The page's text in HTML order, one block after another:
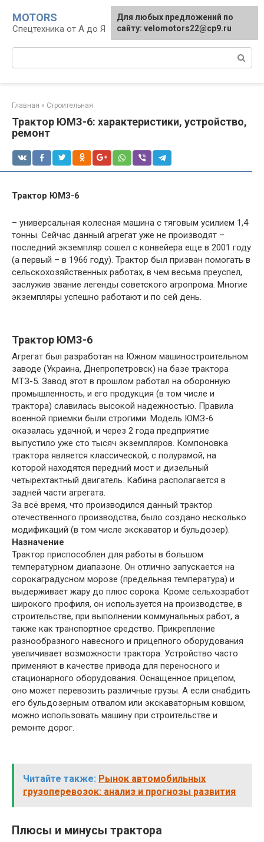
контенту
MOTORS
Спецтехника от А до Я
Главная » Строительная
Трактор ЮМЗ-6: характеристики, устройство,
ремонт
Трактор ЮМЗ-6
– универсальная колесная машина с тяговым усилием 1,4
тонны. Сейчас данный агрегат уже не производят –
последний экземпляр сошел с конвейера еще в 2001 году
(а первый – в 1966 году). Трактор был призван помогать в
сельскохозяйственных работах, в чем весьма преуспел,
заслужив звание легенды советского агропрома. Многие
экземпляры успешно работают и по сей день.
Трактор ЮМЗ-6
Агрегат был разработан на Южном машиностроительном
заводе (Украина, Днепропетровск) на базе трактора
МТЗ-5. Завод этот в прошлом работал на оборонную
промышленность, и его продукция (в том числе и
трактора) славилась высокой надежностью. Правила
военной приемки были строгими. Модель ЮМЗ-6
оказалась удачной, и через 2 года предприятие
выпустило уже сто тысяч экземпляров. Компоновка
трактора является классической, с полурамой, на
которой находятся передний мост и дизельный
четырехтактный двигатель. Кабина располагается в
задней части агрегата.
За всё время, что производился данный трактор
отечественного производства, было создано несколько
модификаций (в том числе экскаватор и бульдозер).
Назначение
Трактор приспособлен для работы в большом
температурном диапазоне. Он отлично запускается на
сорокаградусном морозе (предельная температура) и
выдерживает жару до плюс сорока. Кроме сельхозработ
широкого профиля, он используется на производстве, в
строительстве, при выполнении коммунальных работ, а
также как транспортное средство. Прикрепление
разнообразного навесного и прицепного оборудования
увеличивает возможности трактора. Устройство часто
применяют в качестве привода для переносного и
стационарного оборудования. Оснащенное прицепом,
оно может перевозить различные грузы. А если снабдить
его бульдозерным отвалом или экскаваторным ковшом,
можно использовать машину при строительстве и
ремонте дорог.
Читайте также: Рынок автомобильных
грузоперевозок: анализ и прогнозы развития
Плюсы и минусы трактора
Для любых предложений по
сайту: velomotors22@cp9.ru